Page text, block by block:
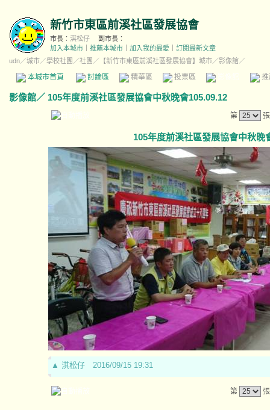
新竹市東區前溪社區發展協會
市長： 淇松仔
副市長：
加入本城市
推薦本城市 加入我的最愛
訂閱最新文章
udn／城市／學校社團 ／社團 ／ 【新竹市東區前溪社區發展協會】城市／影像館／
本城市首頁 討論區 精華區 投票區 影像館
影像館／ 105年度前溪社區發展協會中秋晚會105.09.12
第
105年度前溪社區發展協會中秋晚
▲ 淇松仔 2016/09/15 19:31
第